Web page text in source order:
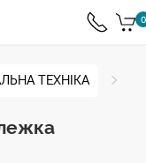
0
ТЕХНІКА